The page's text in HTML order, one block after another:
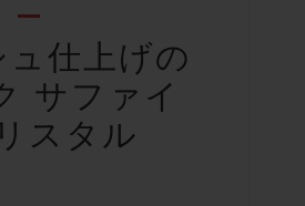
ュ仕上げの
サファイ
スタル